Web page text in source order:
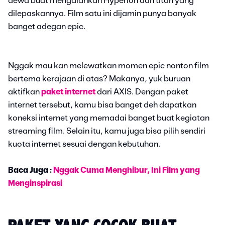
dilepaskannya. Film satu ini dijamin punya banyak
banget adegan epic.
Nggak mau kan melewatkan momen epic nonton film
bertema kerajaan di atas? Makanya, yuk buruan
aktifkanpaket internetdari AXIS. Dengan paket
internet tersebut, kamu bisa banget deh dapatkan
koneksi internet yang memadai banget buat kegiatan
streaming film. Selain itu, kamu juga bisa pilih sendiri
kuota internet sesuai dengan kebutuhan.
Baca Juga : Nggak Cuma Menghibur, Ini Film yang
Menginspirasi